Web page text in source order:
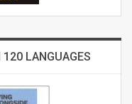
LANGUAGES